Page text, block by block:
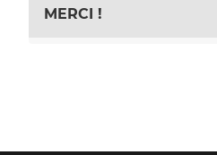
MERCI !